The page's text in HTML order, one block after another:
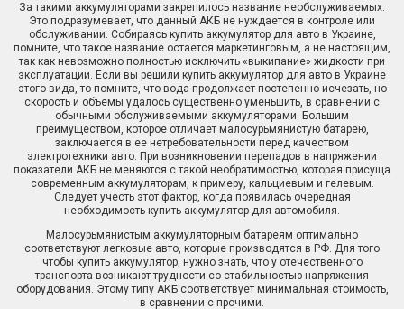
За такими аккумуляторами закрепилось название необслуживаемых.
Это подразумевает, что данный АКБ не нуждается в контроле или
обслуживании. Собираясь купить аккумулятор для авто в Украине,
помните, что такое название остается маркетинговым, а не настоящим,
так как невозможно полностью исключить «выкипание» жидкости при
эксплуатации. Если вы решили купить аккумулятор для авто в Украине
этого вида, то помните, что вода продолжает постепенно исчезать, но
скорость и объемы удалось существенно уменьшить, в сравнении с
обычными обслуживаемыми аккумуляторами. Большим
преимуществом, которое отличает малосурьмянистую батарею,
заключается в ее нетребовательности перед качеством
электротехники авто. При возникновении перепадов в напряжении
показатели АКБ не меняются с такой необратимостью, которая присуща
современным аккумуляторам, к примеру, кальциевым и гелевым.
Следует учесть этот фактор, когда появилась очередная
необходимость купить аккумулятор для автомобиля.
Малосурьмянистым аккумуляторным батареям оптимально
соответствуют легковые авто, которые производятся в РФ. Для того
чтобы купить аккумулятор, нужно знать, что у отечественного
транспорта возникают трудности со стабильностью напряжения
оборудования. Этому типу АКБ соответствует минимальная стоимость,
в сравнении с прочими.